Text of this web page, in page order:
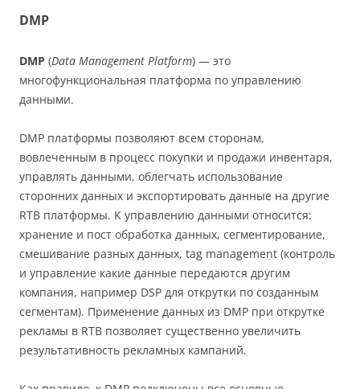
DMP
DMP (Data Management Platform) — это
многофункциональная платформа по управлению
данными.
DMP платформы позволяют всем сторонам,
вовлеченным в процесс покупки и продажи инвентаря,
управлять данными, облегчать использование
сторонних данных и экспортировать данные на другие
RTB платформы. К управлению данными относится:
хранение и пост обработка данных, сегментирование,
смешивание разных данных, tag management (контроль
и управление какие данные передаются другим
компания, например DSP для открутки по созданным
сегментам). Применение данных из DMP при открутке
рекламы в RTB позволяет существенно увеличить
результативность рекламных кампаний.